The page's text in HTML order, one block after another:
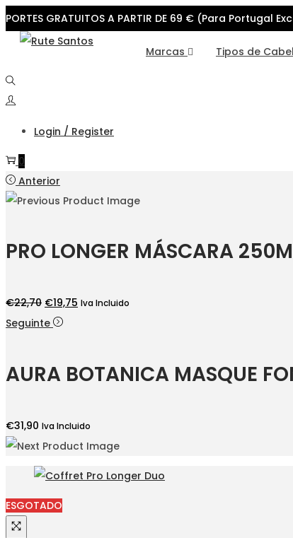
PORTES GRATUITOS A PARTIR DE 69 € (Para Portugal
Skip
navigation
Skip
content
Marcas Tipos de
Login / Register
0
Anterior
PRO LONGER MÁSCARA
€22,70 O
preço
€22,70.
€19,75 O
€19,75.
Iva Incluido
Seguinte
AURA BOTANICA MASQUE
€31,90 Iva Incluido
ESGOTADO